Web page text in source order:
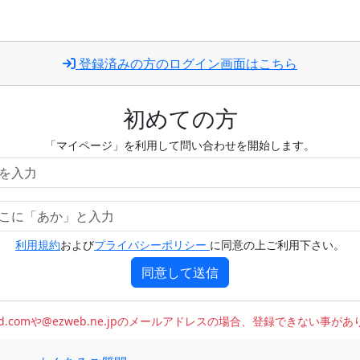
登録済みの方のログイン画面はこちら
初めての方
「マイページ」を利用して問い合わせを開始します。
利用規約およびプライバシーポリシー に同意の上ご利用下さい。
同意して送信
や@ezweb.ne.jpのメールアドレスの場合、登録できない事があ